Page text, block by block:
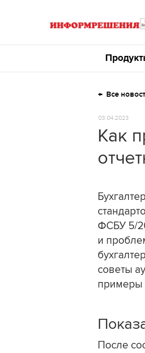
Все
03.04.2023
Как
ФСБУ 5/
и
советы
примеры
После